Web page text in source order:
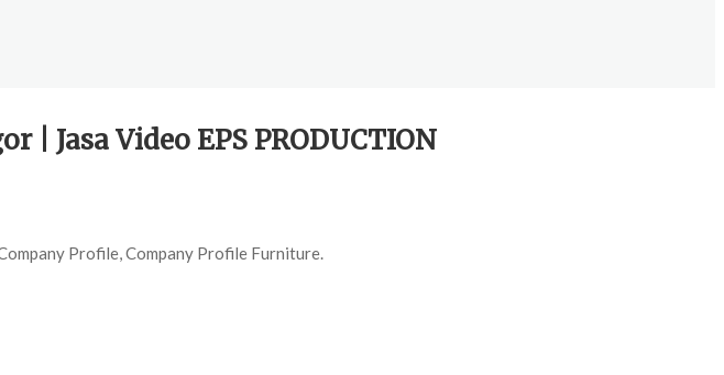
| Jasa Video EPS PRODUCTION
Profile, Company Profile Furniture.